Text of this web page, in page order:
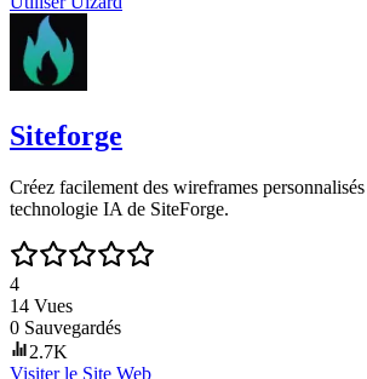
Siteforge
Créez facilement des wireframes
technologie IA de SiteForge.
4
14 Vues
0 Sauvegardés
2.7K
Visiter le Site Web